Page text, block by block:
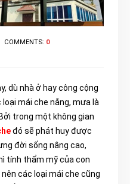
COMMENTS: 0
dù nhà ở hay công cộng
mái che nắng, mưa là
trong một không gian
đó sẽ phát huy được
đời sống nâng cao,
tính thẩm mỹ của con
các loại mái che cũng